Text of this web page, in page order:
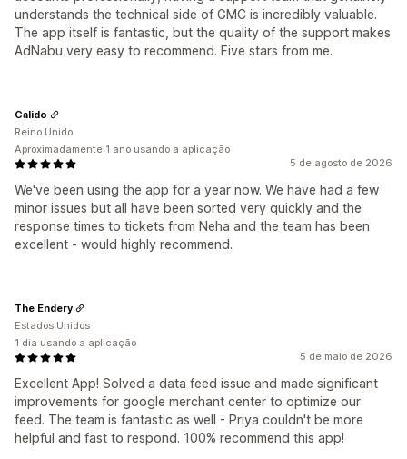
understands the technical side of GMC is incredibly valuable.
The app itself is fantastic, but the quality of the support makes
AdNabu very easy to recommend. Five stars from me.
5 de agosto de 2026
We've been using the app for a year now. We have had a few
minor issues but all have been sorted very quickly and the
response times to tickets from Neha and the team has been
excellent - would highly recommend.
Calido
Reino Unido
Aproximadamente 1 ano usando a aplicação
5 de maio de 2026
Excellent App! Solved a data feed issue and made significant
improvements for google merchant center to optimize our
feed. The team is fantastic as well - Priya couldn't be more
helpful and fast to respond. 100% recommend this app!
The Endery
Estados Unidos
1 dia usando a aplicação